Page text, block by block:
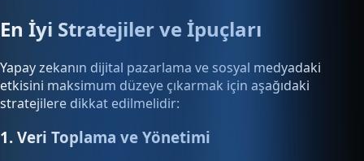
En İyi Stratejiler ve İpuçları
Yapay zekanın dijital pazarlama ve sosyal medyadaki
etkisini maksimum düzeye çıkarmak için aşağıdaki
stratejilere dikkat edilmelidir:
1. Veri Toplama ve Yönetimi